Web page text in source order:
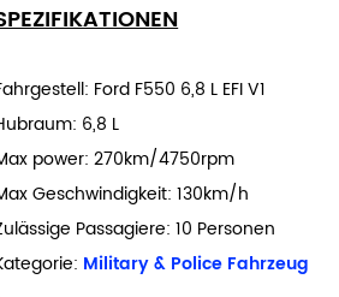
Ford F550 6,8 L EFI V1
6,8 L
power: 270km/4750rpm
Geschwindigkeit: 130km/h
Passagiere: 10 Personen
Military & Police Fahrzeug